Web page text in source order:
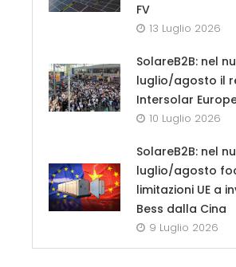
FV
13 Luglio 2026
SolareB2B: nel
luglio/agosto il
Intersolar
10 Luglio 2026
SolareB2B: nel
luglio/agosto
limitazioni UE a
Bess dalla Cina
9 Luglio 2026